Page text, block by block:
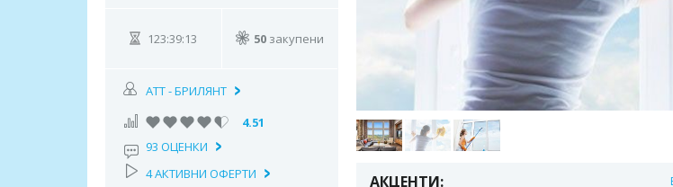
АКЦЕНТИ:
123:39:12 50 закупени
АТТ - БРИЛЯНТ
4.51
93 ОЦЕНКИ
4 АКТИВНИ ОФЕРТИ